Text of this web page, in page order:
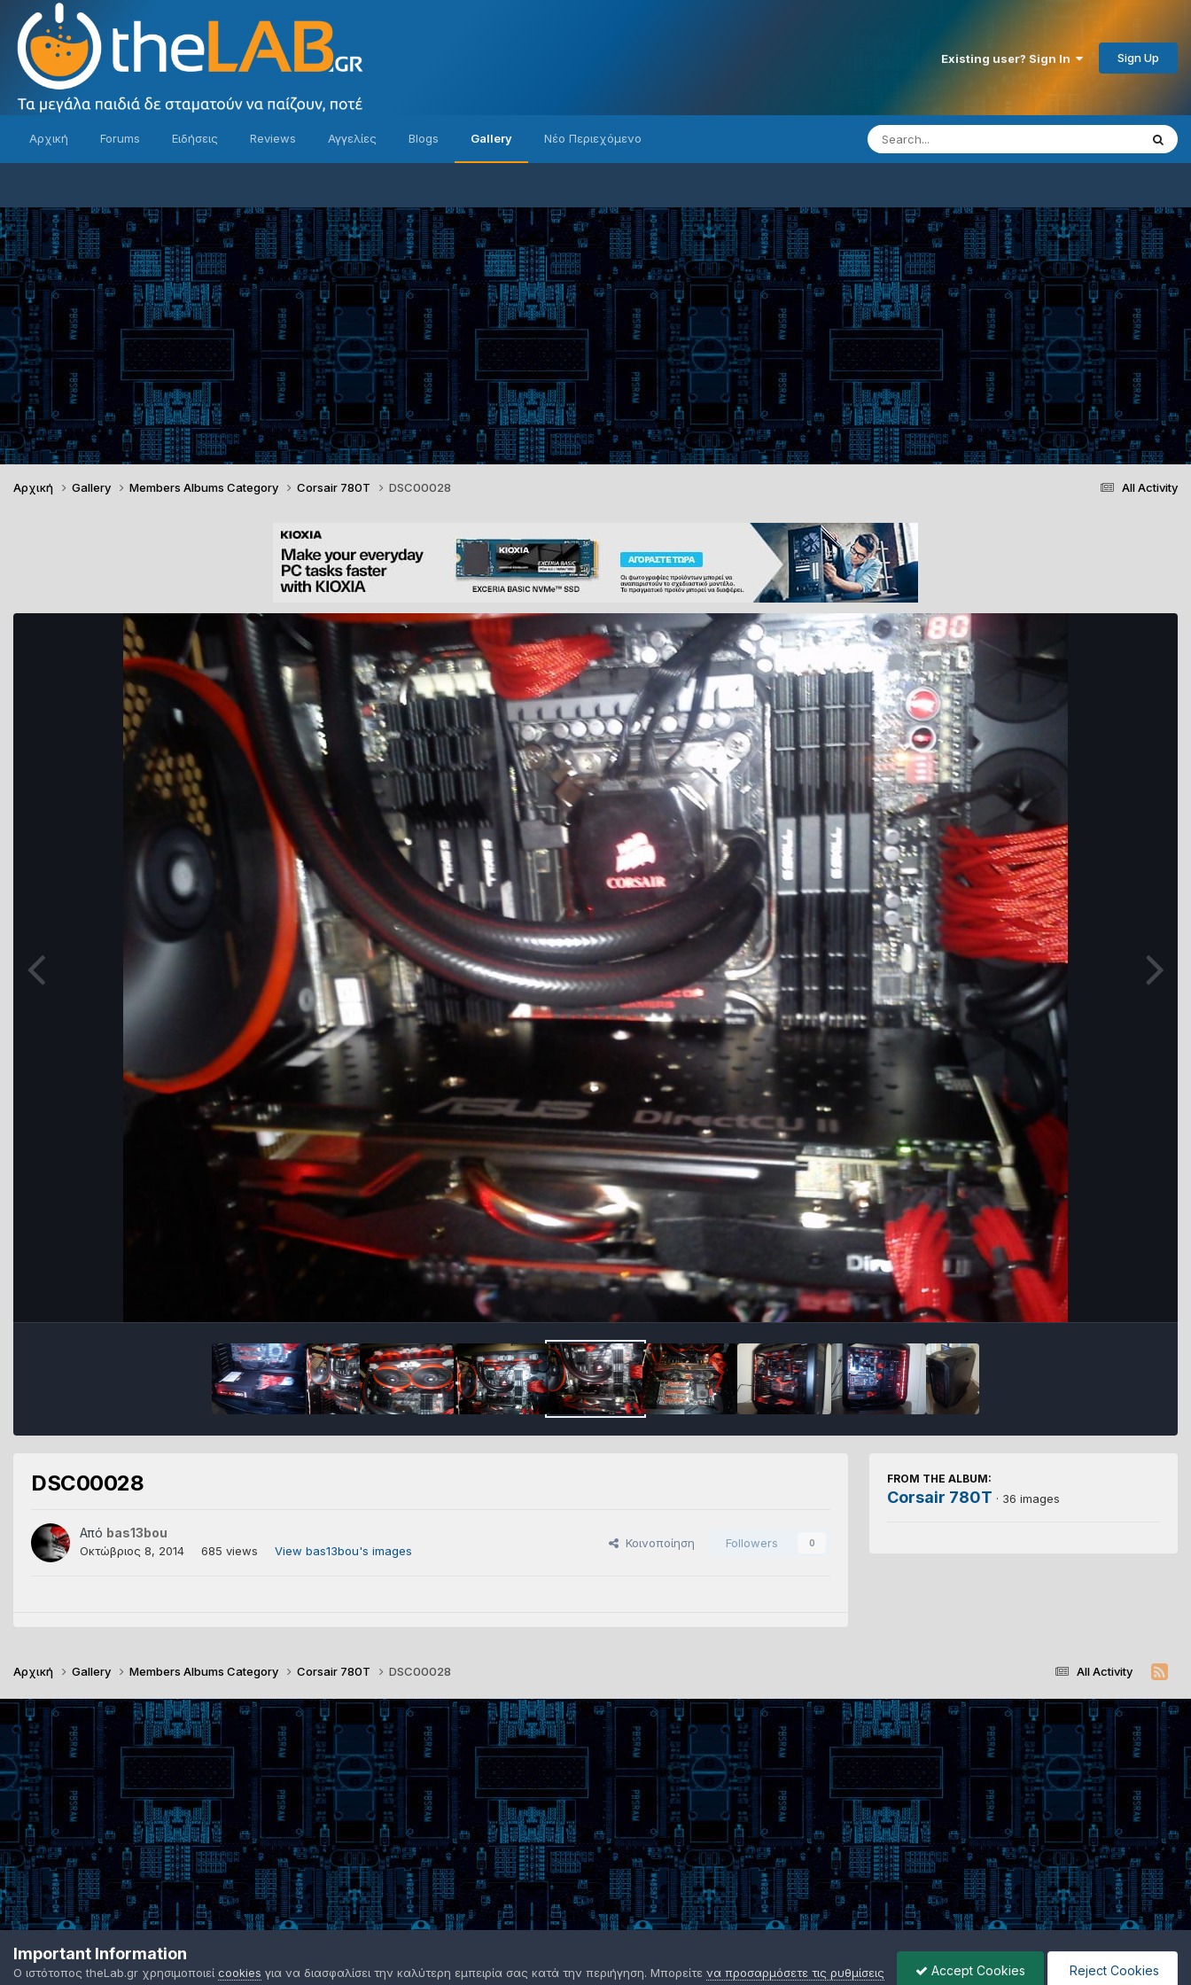
Existing user? Sign In Sign Up
Αρχική Forums Ειδήσεις Reviews Αγγελίες Blogs Gallery Νέο Περιεχόμενο
All Activity
Αρχική Gallery Members Albums Category Corsair 780T DSC00028
DSC00028
Από bas13bou
Οκτώβριος 8, 2014 685 views View bas13bou's images
Κοινοποίηση Followers 0
FROM THE ALBUM:
Corsair 780T · 36 images
All Activity
Αρχική Gallery Members Albums Category Corsair 780T DSC00028
Important Information
Ο ιστότοπος theLab.gr χρησιμοποιεί cookies για να διασφαλίσει την καλύτερη εμπειρία σας κατά την περιήγηση. Μπορείτε να προσαρμόσετε τις ρυθμίσεις
Accept Cookies Reject Cookies